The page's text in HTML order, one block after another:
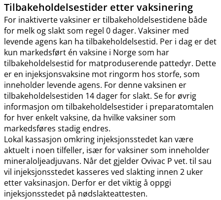
Tilbakeholdelsestider etter vaksinering
For inaktiverte vaksiner er tilbakeholdelsestidene både
for melk og slakt som regel 0 dager. Vaksiner med
levende agens kan ha tilbakeholdelsestid. Per i dag er det
kun markedsført én vaksine i Norge som har
tilbakeholdelsestid for matproduserende pattedyr. Dette
er en injeksjonsvaksine mot ringorm hos storfe, som
inneholder levende agens. For denne vaksinen er
tilbakeholdelsestiden 14 dager for slakt. Se for øvrig
informasjon om tilbakeholdelsestider i preparatomtalen
for hver enkelt vaksine, da hvilke vaksiner som
markedsføres stadig endres.
Lokal kassasjon omkring injeksjonsstedet kan være
aktuelt i noen tilfeller, især for vaksiner som inneholder
mineraloljeadjuvans. Når det gjelder Ovivac P vet. til sau
vil injeksjonsstedet kasseres ved slakting innen 2 uker
etter vaksinasjon. Derfor er det viktig å oppgi
injeksjonsstedet på nødslakteattesten.